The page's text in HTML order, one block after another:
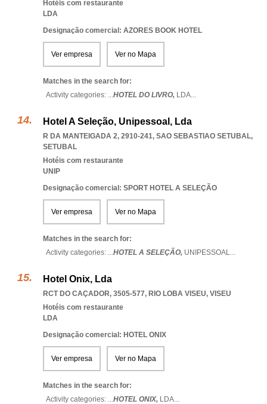
Hotéis com restaurante
LDA
Designação comercial: AZORES BOOK HOTEL
Ver empresa Ver no Mapa
Matches in the search for:
Activity categories: ...HOTEL DO LIVRO, LDA...
Hotel A Seleção, Unipessoal, Lda
R DA MANTEIGADA 2, 2910-241, SAO SEBASTIAO SETUBAL,
SETUBAL
Hotéis com restaurante
UNIP
Designação comercial: SPORT HOTEL A SELEÇÃO
Ver empresa Ver no Mapa
Matches in the search for:
Activity categories: ...HOTEL A SELEÇÃO, UNIPESSOAL...
Hotel Onix, Lda
RCT DO CAÇADOR, 3505-577, RIO LOBA VISEU, VISEU
Hotéis com restaurante
LDA
Designação comercial: HOTEL ONIX
Ver empresa Ver no Mapa
Matches in the search for:
Activity categories: ...HOTEL ONIX, LDA...